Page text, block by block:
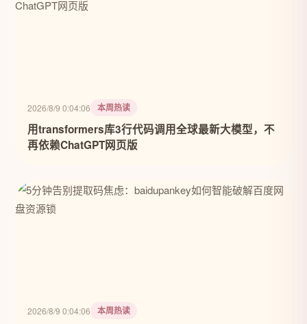
2026/8/9 0:04:06 本周热读
用transformers库3行代码调用全球最新大模型，不
再依赖ChatGPT网页版
2026/8/9 0:04:06 本周热读